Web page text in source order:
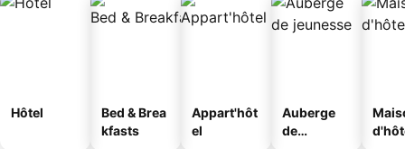
Hôtel
Bed & Brea
kfasts
Appart'hôt
el
Auberge
de